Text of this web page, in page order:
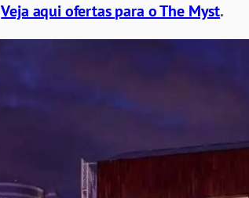
Veja aqui ofertas para o The Myst.